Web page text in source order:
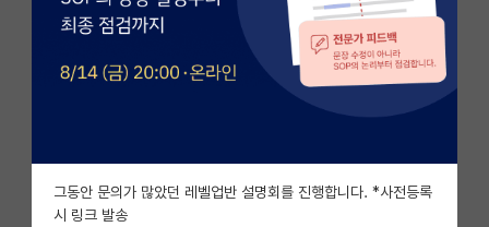
전체글보기
베스트 게시판
자유 게시판(아무개랩)
미국 유학 게시판
그동안 문의가 많았던 레벨업반 설명회를 진행합니다. *사전등록
시 링크 발송